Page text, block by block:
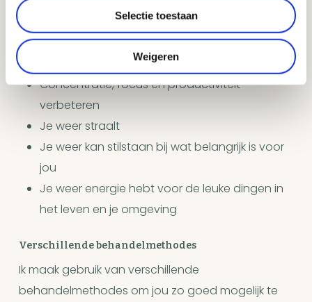
Selectie toestaan
Weigeren
Je ademhaling rustiger wordt
Je hartslag vertraagt
Je jouw immuunsysteem versterkt
Concentratie, focus en productiviteit
verbeteren
Je weer straalt
Je weer kan stilstaan bij wat belangrijk is voor
jou
Je weer energie hebt voor de leuke dingen in
het leven en je omgeving
Verschillende behandelmethodes
Ik maak gebruik van verschillende
behandelmethodes om jou zo goed mogelijk te